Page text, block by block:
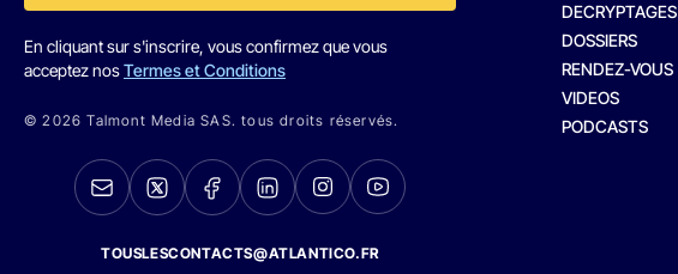
En cliquant sur s'inscrire, vous confirmez que vous
acceptez nosTermes et Conditions
© 2026 Talmont Media SAS. tous droits réservés.
TOUSLESCONTACTS@ATLANTICO.FR
DECRYPTAGES
DOSSIERS
RENDEZ-VOUS
VIDEOS
PODCASTS